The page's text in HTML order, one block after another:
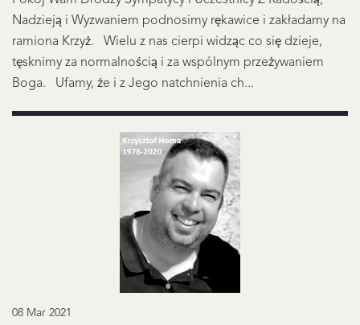
Nadzieją i Wyzwaniem podnosimy rękawice i zakładamy na
ramiona Krzyż. Wielu z nas cierpi widząc co się dzieje,
tęsknimy za normalnością i za wspólnym przeżywaniem
Boga. Ufamy, że i z Jego natchnienia ch...
08 Mar 2021